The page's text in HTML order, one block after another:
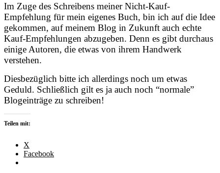
Im Zuge des Schreibens meiner Nicht-Kauf-
Empfehlung für mein eigenes Buch, bin ich auf die Idee
gekommen, auf meinem Blog in Zukunft auch echte
Kauf-Empfehlungen abzugeben. Denn es gibt durchaus
einige Autoren, die etwas von ihrem Handwerk
verstehen.
Diesbezüglich bitte ich allerdings noch um etwas
Geduld. Schließlich gilt es ja auch noch “normale”
Blogeinträge zu schreiben!
Teilen mit:
X
Facebook